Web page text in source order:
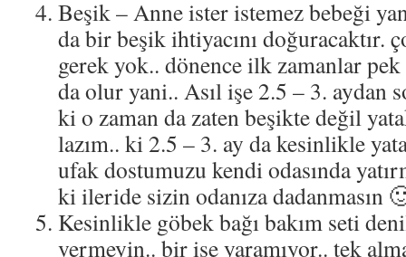
Beşik – Anne ister istemez bebeği
da bir beşik ihtiyacını doğuracaktır.
gerek yok.. dönence ilk zamanlar
da olur yani.. Asıl işe 2.5 – 3. aydan
ki o zaman da zaten beşikte değil
lazım.. ki 2.5 – 3. ay da kesinlikle
ufak dostumuzu kendi odasında
ki ileride sizin odanıza dadanmasın
Kesinlikle göbek bağı bakım seti
vermeyin.. bir işe yaramıyor.. tek